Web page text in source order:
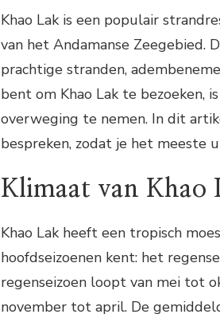
Khao Lak is een populair
van het Andamanse Zeegebied.
prachtige stranden,
bent om Khao Lak te bezoeken,
overweging te nemen. In dit
bespreken, zodat je het meeste
Klimaat van Khao
Khao Lak heeft een tropisch
hoofdseizoenen kent: het
regenseizoen loopt van mei tot
november tot april. De